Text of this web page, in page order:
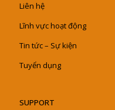
Liên hệ
Lĩnh vực hoạt động
Tin tức – Sự kiện
Tuyển dụng
SUPPORT